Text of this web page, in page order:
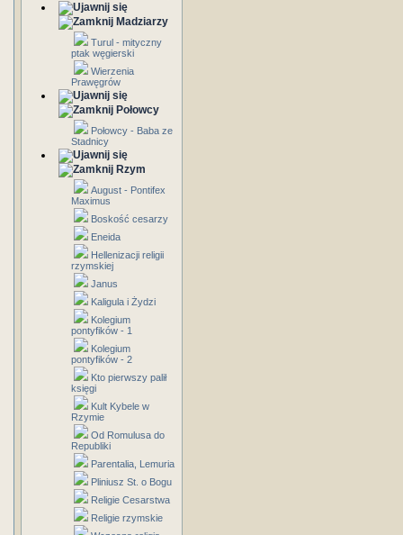
Madziarzy
Turul - mityczny
ptak węgierski
Wierzenia
Prawęgrów
Połowcy
Połowcy - Baba ze
Stadnicy
Rzym
August - Pontifex
Maximus
Boskość cesarzy
Eneida
Hellenizacji religii
rzymskiej
Janus
Kaligula i Żydzi
Kolegium
pontyfików - 1
Kolegium
pontyfików - 2
Kto pierwszy palił
księgi
Kult Kybele w
Rzymie
Od Romulusa do
Republiki
Parentalia, Lemuria
Pliniusz St. o Bogu
Religie Cesarstwa
Religie rzymskie